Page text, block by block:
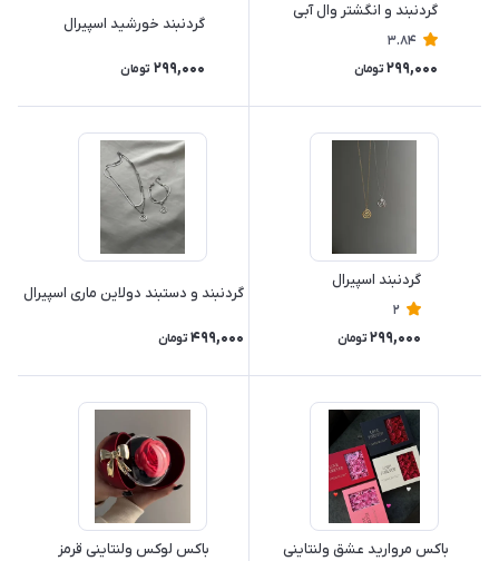
گردنبند و انگشتر وال آبی
3.84
299,000 تومان
گردنبند خورشید اسپیرال
299,000 تومان
گردنبند اسپیرال
2
299,000 تومان
گردنبند و دستبند دولاین ماری اسپیرال
499,000 تومان
باکس مروارید عشق ولنتاینی باکس لوکس ولنتاینی قرمز